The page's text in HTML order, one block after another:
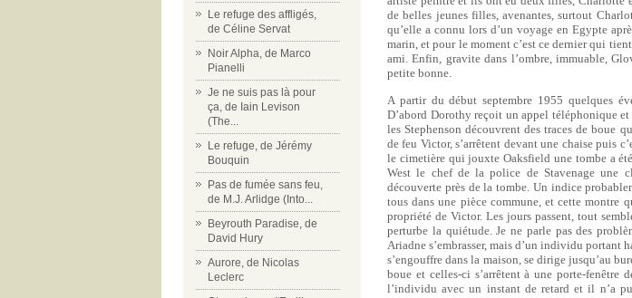
Le refuge des affligés,
de Céline Servat
Noir Alpha, de Marco
Pianelli
Je ne suis pas là pour
ça, de Iain Levison
(The...
Le refuge, de Jérémy
Bouquin
Pas de fumée sans feu,
de M.J. Arlidge (Into...
Beyrouth Paradise, de
David Hury
Aurore, de Nicolas
Leclerc
de belles jeunes filles, avenantes, surtout
qu’elle a connu lors d’un voyage en Egypte
marin, et pour le moment c’est ce dernier qui
ami. Enfin, gravite dans l’ombre, immuable,
petite bonne.
A partir du début septembre 1955 quelques
D’abord Dorothy reçoit un appel téléphonique
les Stephenson découvrent des traces de boue
de feu Victor, s’arrêtent devant une chaise puis
le cimetière qui jouxte Oaksfield une tombe a
West le chef de la police de Stavenage une
découverte près de la tombe. Un indice
tous dans une pièce commune, et cette montre
propriété de Victor. Les jours passent, tout
perturbe la quiétude. Je ne parle pas des
Ariadne s’embrasser, mais d’un individu portant
s’engouffre dans la maison, se dirige jusqu’au
boue et celles-ci s’arrêtent à une porte-
l’individu avec un instant de retard et il n’a